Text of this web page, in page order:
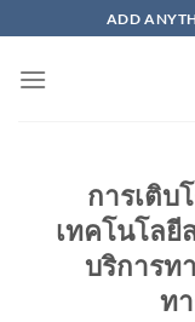
to
content
ADD
การเติบ
เทคโนโลยี
บริการท
ท